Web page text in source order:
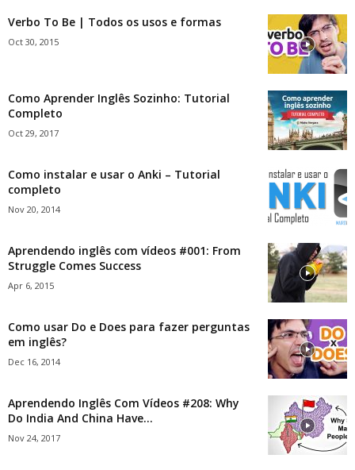
Verbo To Be | Todos os usos e formas
Oct 30, 2015
Como Aprender Inglês Sozinho: Tutorial
Completo
Oct 29, 2017
Como instalar e usar o Anki – Tutorial
completo
Nov 20, 2014
Aprendendo inglês com vídeos #001: From
Struggle Comes Success
Apr 6, 2015
Como usar Do e Does para fazer perguntas
em inglês?
Dec 16, 2014
Aprendendo Inglês Com Vídeos #208: Why
Do India And China Have...
Nov 24, 2017